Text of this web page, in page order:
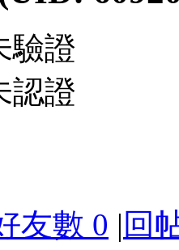
驗證
認證
友數 0 | 回